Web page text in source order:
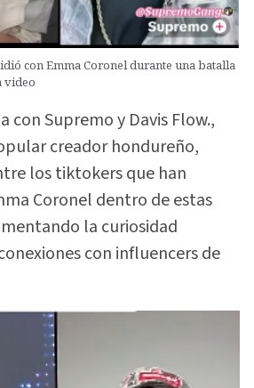
con Emma Coronel durante una batalla
video
con Supremo y Davis Flow.,
creador hondureño,
los tiktokers que han
Coronel dentro de estas
la curiosidad
con influencers de